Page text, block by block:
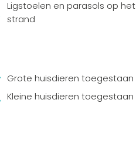
Ligstoelen en parasols op het
strand
Grote huisdieren toegestaan
Kleine huisdieren toegestaan